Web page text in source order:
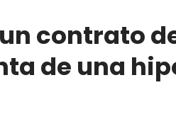
contrato
de una